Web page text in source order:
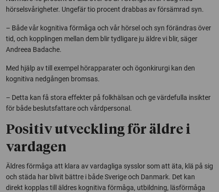
hörselsvårigheter. Ungefär tio procent drabbas av försämrad syn.
– Både vår kognitiva förmåga och vår hörsel och syn förändras över
tid, och kopplingen mellan dem blir tydligare ju äldre vi blir, säger
Andreea Badache.
Med hjälp av till exempel hörapparater och ögonkirurgi kan den
kognitiva nedgången bromsas.
– Detta kan få stora effekter på folkhälsan och ge värdefulla insikter
för både beslutsfattare och vårdpersonal.
Positiv utveckling för äldre i
vardagen
Äldres förmåga att klara av vardagliga sysslor som att äta, klä på sig
och städa har blivit bättre i både Sverige och Danmark. Det kan
direkt kopplas till äldres kognitiva förmåga, utbildning, läsförmåga